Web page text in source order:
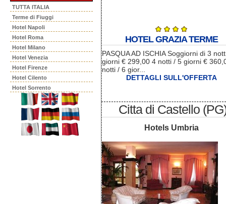
TUTTA ITALIA
Terme di Fiuggi
Hotel Napoli
Hotel Roma
Hotel Milano
Hotel Venezia
Hotel Firenze
Hotel Cilento
Hotel Sorrento
HOTEL GRAZIA TERME
PASQUA AD ISCHIA Soggiorni di 3
giorni € 299,00 4 notti / 5 giorni €
notti / 6 gior...
DETTAGLI SULL'OFFERTA
Citta di Castello
Hotels Umbria